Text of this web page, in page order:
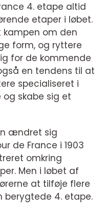
4. etape altid
etaper i løbet.
kampen om den
form, og ryttere
for de kommende
en tendens til at
specialiseret i
skabe sig et
ændret sig
de France i 1903
omkring
Men i løbet af
at tilføje flere
berygtede 4. etape.